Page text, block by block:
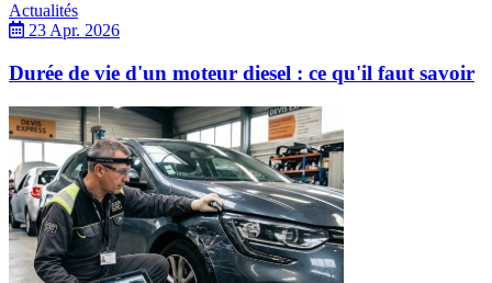
Actualités
23 Apr. 2026
Durée de vie d'un moteur diesel : ce qu'il faut savoir